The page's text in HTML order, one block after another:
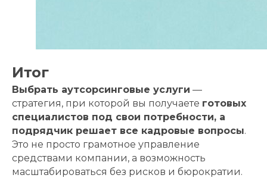
Итог
Выбрать аутсорсинговые услуги —
стратегия, при которой вы получаете готовых
специалистов под свои потребности, а
подрядчик решает все кадровые вопросы.
Это не просто грамотное управление
средствами компании, а возможность
масштабироваться без рисков и бюрократии.